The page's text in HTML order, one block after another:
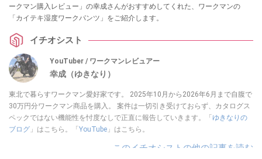
ークマン購入レビュー」の幸成さんがおすすめしてくれた、ワークマンの
「カイテキ湿度ワークパンツ」をご紹介します。
イチオシスト
YouTuber / ワークマンレビュアー
幸成（ゆきなり）
東北で暮らすワークマン愛好家です。 2025年10月から2026年6月まで自腹で
30万円分ワークマン商品を購入。 案件は一切引き受けておらず、カタログス
ペックではない機能性を忖度なしで正直に報告していきます。「 ゆきなりの
ブログ 」はこちら。「 YouTube 」はこちら。
このイチオシストの他の記事を読む